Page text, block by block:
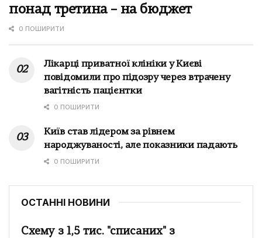
понад третина – на бюджет
0 ПОШИРИТИ
Лікарці приватної клініки у Києві
повідомили про підозру через втрачену
вагітність пацієнтки
0 ПОШИРИТИ
Київ став лідером за рівнем
народжуваності, але показники падають
0 ПОШИРИТИ
ОСТАННІ НОВИНИ
Схему з 1,5 тис. "списаних" з